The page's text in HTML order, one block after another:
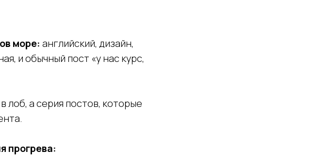
море: английский, дизайн,
и обычный пост «у нас курс,
лоб, а серия постов, которые
прогрева: